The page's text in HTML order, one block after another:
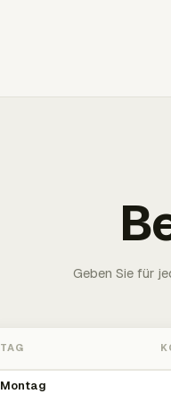
Geben Sie für
TAG
Montag